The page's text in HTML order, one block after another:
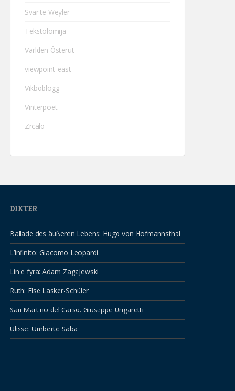
Svante Weyler
Tekstolomija
Världen Österut
viewpoint-east
Vikboblogg
Vinterpoet
Zrcalo
DIKTER
Ballade des äußeren Lebens: Hugo von Hofmannsthal
L’infinito: Giacomo Leopardi
Linje fyra: Adam Zagajewski
Ruth: Else Lasker-Schüler
San Martino del Carso: Giuseppe Ungaretti
Ulisse: Umberto Saba